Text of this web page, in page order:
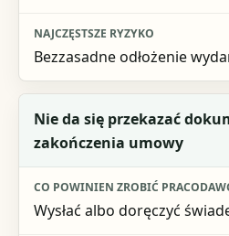
Bezzasadne odłożenie
Nie da się przekazać
zakończenia umowy
Wysłać albo doręczyć